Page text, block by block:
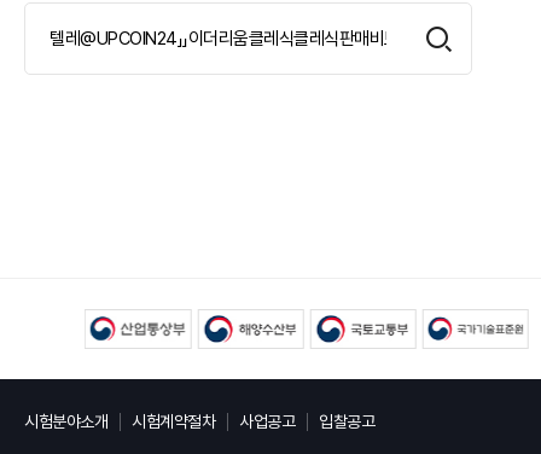
시험분야소개 시험계약절차 사업공고 입찰공고